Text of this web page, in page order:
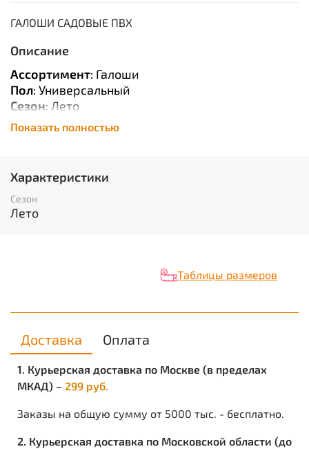
ГАЛОШИ САДОВЫЕ ПВХ
Описание
Ассортимент: Галоши
Пол: Универсальный
Сезон: Лето
Сырье: ПВХ
2590-001-49652783-05.
Единица измерения
Вес нетто в кг
Показать полностью
Характеристики
Сезон
Лето
Таблицы размеров
Доставка Оплата
1. Курьерская доставка по Москве (в пределах
МКАД) – 299 руб.
Заказы на общую сумму от 5000 тыс. - бесплатно.
2. Курьерская доставка по Московской области (до